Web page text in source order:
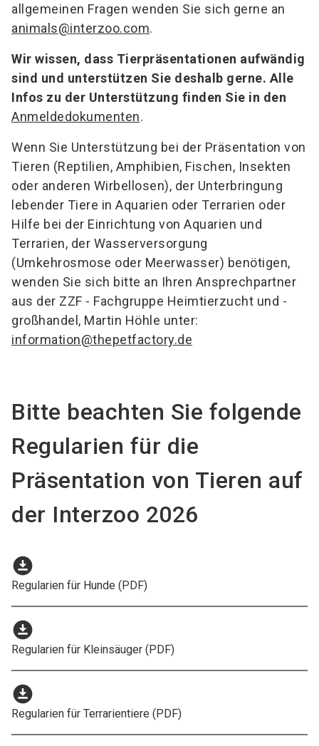
allgemeinen Fragen wenden Sie sich gerne an
animals@interzoo.com.
Wir wissen, dass Tierpräsentationen aufwändig
sind und unterstützen Sie deshalb gerne. Alle
Infos zu der Unterstützung finden Sie in den
Anmeldedokumenten.
Wenn Sie Unterstützung bei der Präsentation von
Tieren (Reptilien, Amphibien, Fischen, Insekten
oder anderen Wirbellosen), der Unterbringung
lebender Tiere in Aquarien oder Terrarien oder
Hilfe bei der Einrichtung von Aquarien und
Terrarien, der Wasserversorgung
(Umkehrosmose oder Meerwasser) benötigen,
wenden Sie sich bitte an Ihren Ansprechpartner
aus der ZZF - Fachgruppe Heimtierzucht und -
großhandel, Martin Höhle unter:
information@thepetfactory.de
Bitte beachten Sie folgende
Regularien für die
Präsentation von Tieren auf
der Interzoo 2026
download_for_offline
Regularien für Hunde (PDF)
download_for_offline
Regularien für Kleinsäuger (PDF)
download_for_offline
Regularien für Terrarientiere (PDF)